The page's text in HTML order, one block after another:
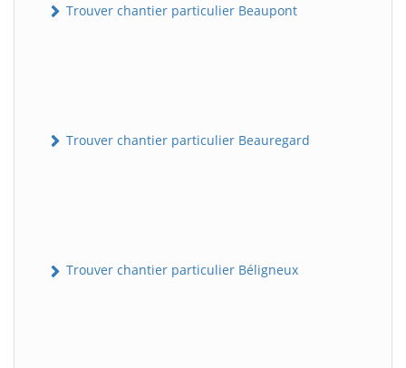
Trouver chantier particulier Beaupont
Trouver chantier particulier Beauregard
Trouver chantier particulier Béligneux